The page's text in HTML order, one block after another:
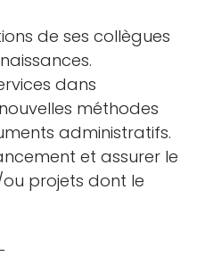
de ses collègues
dans
méthodes
administratifs.
et assurer le
projets dont le